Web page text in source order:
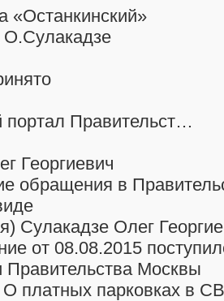
«Останкинский»
О.Сулакадзе
Правительст…
Георгиевич
обращения в
Сулакадзе Олег
от 08.08.2015
Правительства Москвы
О платных парковках в